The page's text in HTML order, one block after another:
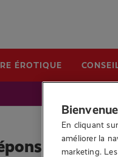
ÉROTIQUE
En cliquant
améliorer la
marketing.